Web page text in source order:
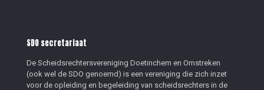
SDO secretariaat
De Scheidsrechtersvereniging Doetinchem en Omstreken
(ook wel de SDO genoemd) is een vereniging die zich inzet
voor de opleiding en begeleiding van scheidsrechters in de